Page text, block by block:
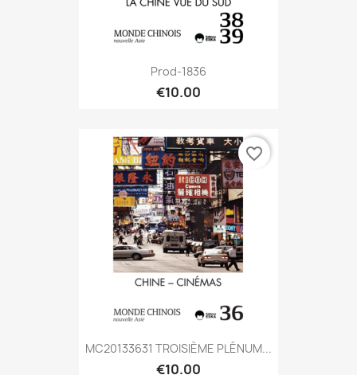
Prod-1836
€10.00
MC20133631 TROISIÈME PLÉNUM...
€10.00
favorite_border